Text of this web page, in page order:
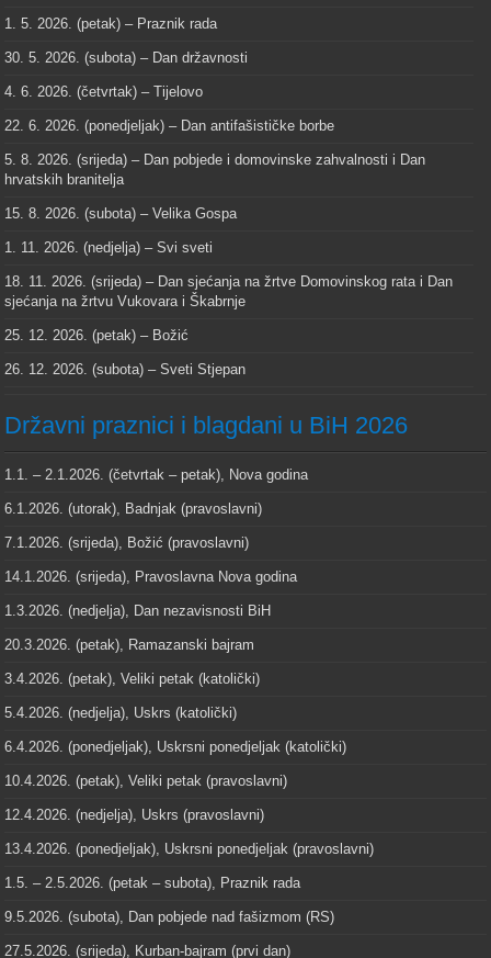
1. 5. 2026. (petak) – Praznik rada
30. 5. 2026. (subota) – Dan državnosti
4. 6. 2026. (četvrtak) – Tijelovo
22. 6. 2026. (ponedjeljak) – Dan antifašističke borbe
5. 8. 2026. (srijeda) – Dan pobjede i domovinske zahvalnosti i Dan
hrvatskih branitelja
15. 8. 2026. (subota) – Velika Gospa
1. 11. 2026. (nedjelja) – Svi sveti
18. 11. 2026. (srijeda) – Dan sjećanja na žrtve Domovinskog rata i Dan
sjećanja na žrtvu Vukovara i Škabrnje
25. 12. 2026. (petak) – Božić
26. 12. 2026. (subota) – Sveti Stjepan
Državni praznici i blagdani u BiH 2026
1.1. – 2.1.2026. (četvrtak – petak), Nova godina
6.1.2026. (utorak), Badnjak (pravoslavni)
7.1.2026. (srijeda), Božić (pravoslavni)
14.1.2026. (srijeda), Pravoslavna Nova godina
1.3.2026. (nedjelja), Dan nezavisnosti BiH
20.3.2026. (petak), Ramazanski bajram
3.4.2026. (petak), Veliki petak (katolički)
5.4.2026. (nedjelja), Uskrs (katolički)
6.4.2026. (ponedjeljak), Uskrsni ponedjeljak (katolički)
10.4.2026. (petak), Veliki petak (pravoslavni)
12.4.2026. (nedjelja), Uskrs (pravoslavni)
13.4.2026. (ponedjeljak), Uskrsni ponedjeljak (pravoslavni)
1.5. – 2.5.2026. (petak – subota), Praznik rada
9.5.2026. (subota), Dan pobjede nad fašizmom (RS)
27.5.2026. (srijeda), Kurban-bajram (prvi dan)